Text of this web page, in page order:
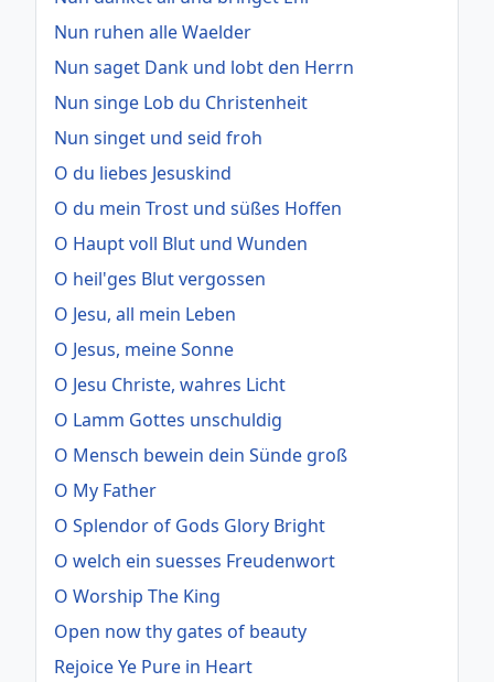
Nun ruhen alle Waelder
Nun saget Dank und lobt den Herrn
Nun singe Lob du Christenheit
Nun singet und seid froh
O du liebes Jesuskind
O du mein Trost und süßes Hoffen
O Haupt voll Blut und Wunden
O heil'ges Blut vergossen
O Jesu, all mein Leben
O Jesus, meine Sonne
O Jesu Christe, wahres Licht
O Lamm Gottes unschuldig
O Mensch bewein dein Sünde groß
O My Father
O Splendor of Gods Glory Bright
O welch ein suesses Freudenwort
O Worship The King
Open now thy gates of beauty
Rejoice Ye Pure in Heart